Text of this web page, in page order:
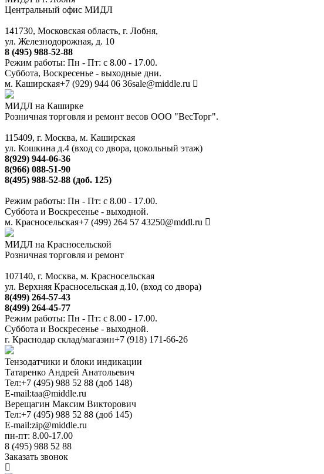
Центральный офис МИДЛ
141730, Московская область, г. Лобня,
ул. Железнодорожная, д. 10
8 (495) 988-52-88
Режим работы: Пн - Пт: с 8.00 - 17.00.
Суббота, Воскресенье - выходные дни.
м. Каширская+7 (929) 944 06 36sale@middle.ru
МИДЛ на Каширке
Розничная торговля и ремонт весов ООО "ВесТорг".
115409, г. Москва, м. Каширская
ул. Кошкина д.4 (вход со двора, цокольный этаж)
8(929) 944-06-36
8(966) 088-51-90
8(495) 988-52-88 (доб. 125)
Режим работы: Пн - Пт: с 8.00 - 17.00.
Суббота и Воскресенье - выходной.
м. Красносельская+7 (499) 264 57 43250@mddl.ru
МИДЛ на Красносельской
Розничная торговля и ремонт
107140, г. Москва, м. Красносельская
ул. Верхняя Красносельская д.10, (вход со двора)
8(499) 264-57-43
8(499) 264-45-77
Режим работы: Пн - Пт: с 8.00 - 17.00.
Суббота и Воскресенье - выходной.
г. Краснодар склад/магазин+7 (918) 171-66-26
Тензодатчики и блоки индикации
Татаренко Андрей Анатольевич
Тел:+7 (495) 988 52 88 (доб 148)
E-mail:taa@middle.ru
Верещагин Максим Викторович
Тел:+7 (495) 988 52 88 (доб 145)
E-mail:zip@middle.ru
пн-пт: 8.00-17.00
8 (495) 988 52 88
Заказать звонок